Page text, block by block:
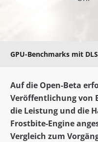
GPU-Benchmarks mit
Auf die Open-Beta
Veröffentlichung von
die Leistung und die
Frostbite-Engine
Vergleich zum